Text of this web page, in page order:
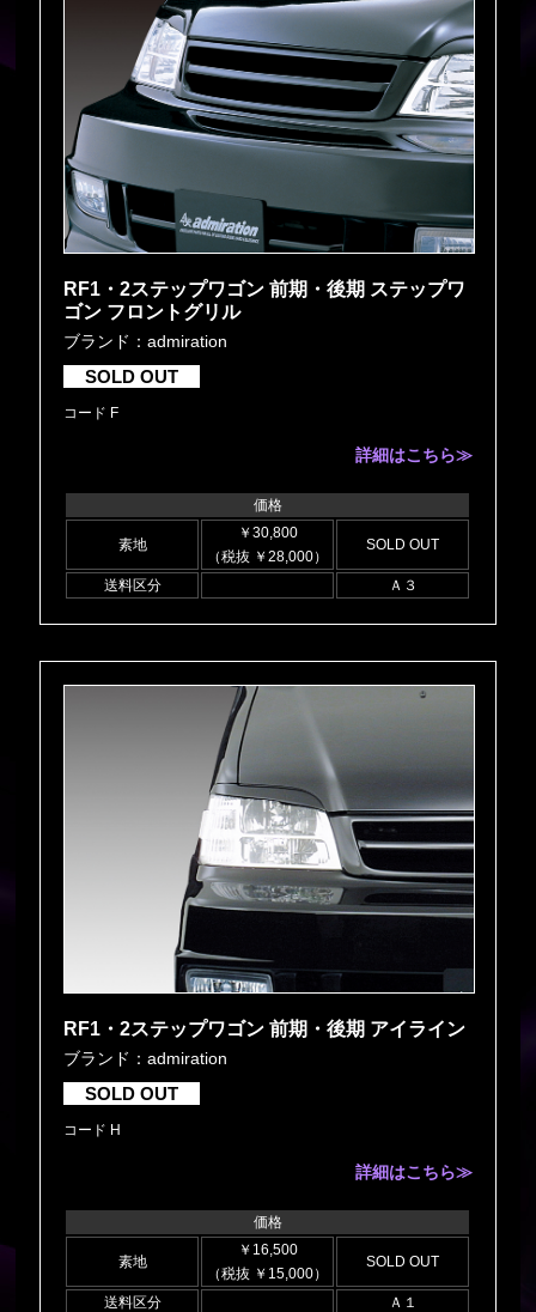
RF1・2ステップワゴン 前期・後期 ステップワ
ゴン フロントグリル
ブランド：admiration
SOLD OUT
コード F
詳細はこちら≫
価格
素地
￥30,800
（税抜 ￥28,000）
SOLD OUT
送料区分 Ａ３
RF1・2ステップワゴン 前期・後期 アイライン
ブランド：admiration
SOLD OUT
コード H
詳細はこちら≫
価格
素地
￥16,500
（税抜 ￥15,000）
SOLD OUT
送料区分 Ａ１